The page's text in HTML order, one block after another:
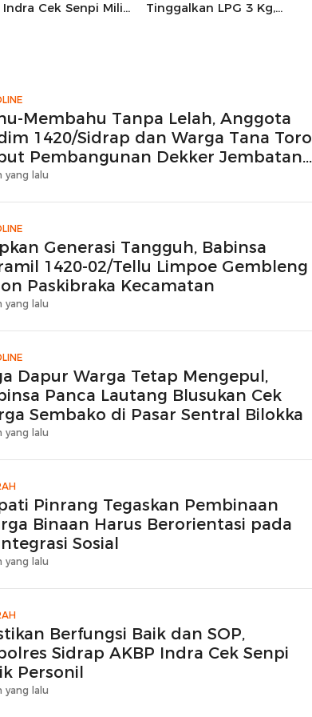
Indra Cek Senpi Milik
Tinggalkan LPG 3 Kg,
Membahu Tanpa Lelah, Anggota
1420/Sidrap dan Warga Tana Toro
Pembangunan Dekker Jembatan
yang lalu
Generasi Tangguh, Babinsa
1420-02/Tellu Limpoe Gembleng
Paskibraka Kecamatan
yang lalu
Dapur Warga Tetap Mengepul,
Panca Lautang Blusukan Cek
Sembako di Pasar Sentral Bilokka
yang lalu
Pinrang Tegaskan Pembinaan
Binaan Harus Berorientasi pada
Sosial
yang lalu
Berfungsi Baik dan SOP,
Sidrap AKBP Indra Cek Senpi
Personil
yang lalu